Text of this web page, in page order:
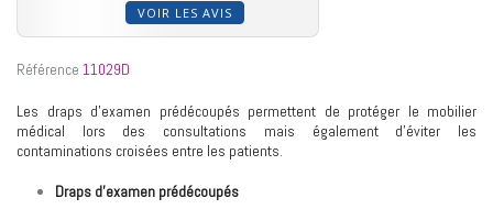
VOIR LES AVIS
Référence 11029D
Les draps d’examen prédécoupés permettent de protéger le mobilier
médical lors des consultations mais également d’éviter les
contaminations croisées entre les patients.
Draps d'examen prédécoupés